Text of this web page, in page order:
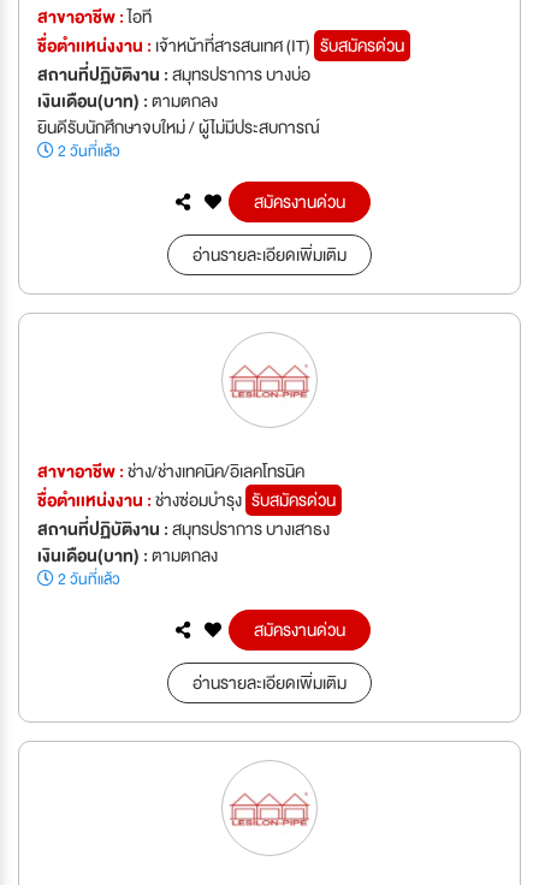
สาขาอาชีพ :ไอที
ชื่อตำเเหน่งงาน : เจ้าหน้าที่สารสนเทศ (IT) รับสมัครด่วน
สถานที่ปฏิบัติงาน :สมุทรปราการ บางบ่อ
เงินเดือน(บาท) :ตามตกลง
ยินดีรับนักศึกษาจบใหม่ / ผู้ไม่มีประสบการณ์
2 วันที่แล้ว
สมัครงานด่วน
อ่านรายละเอียดเพิ่มเติม
สาขาอาชีพ :ช่าง/ช่างเทคนิค/อิเลคโทรนิค
ชื่อตำเเหน่งงาน :ช่างซ่อมบำรุง รับสมัครด่วน
สถานที่ปฏิบัติงาน :สมุทรปราการ บางเสาธง
เงินเดือน(บาท) :ตามตกลง
2 วันที่แล้ว
สมัครงานด่วน
อ่านรายละเอียดเพิ่มเติม